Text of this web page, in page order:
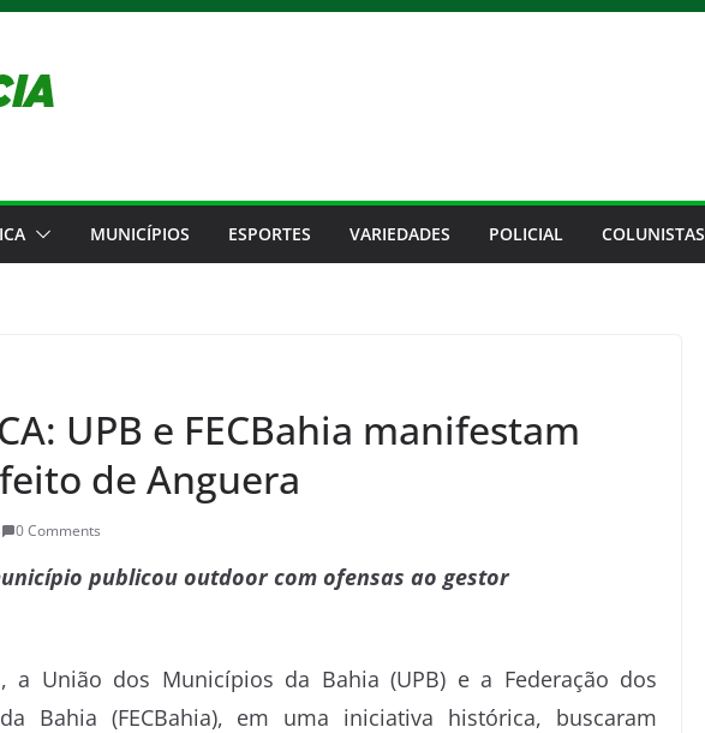
MUNICÍPIOS ESPORTES VARIEDADES POLICIAL COLUNISTAS
UPB e FECBahia manifestam
de Anguera
0 Comments
publicou outdoor com ofensas ao gestor
a União dos Municípios da Bahia (UPB) e a Federação dos
Bahia (FECBahia), em uma iniciativa histórica, buscaram